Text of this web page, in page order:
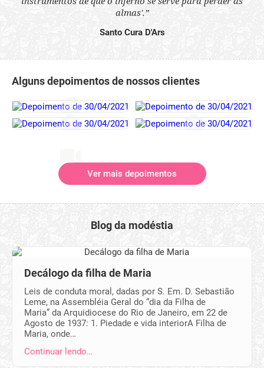
almas'.”
Santo Cura D'Ars
Alguns depoimentos de nossos clientes
Ver mais depoimentos
Blog da modéstia
Decálogo da filha de Maria
Leis de conduta moral, dadas por S. Em. D. Sebastião
Leme, na Assembléia Geral do “dia da Filha de
Maria” da Arquidiocese do Rio de Janeiro, em 22 de
Agosto de 1937: 1. Piedade e vida interiorA Filha de
Maria, onde…
Continuar lendo…